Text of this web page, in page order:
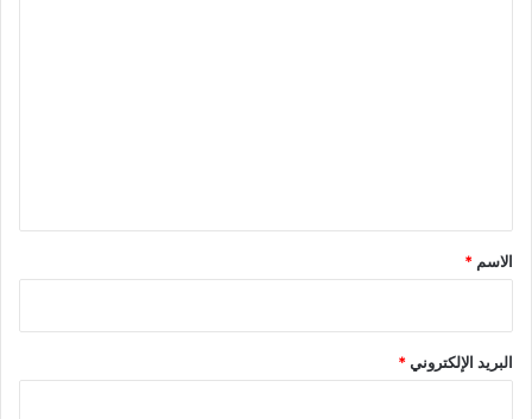
*
الاسم *
البريد الإلكتروني*